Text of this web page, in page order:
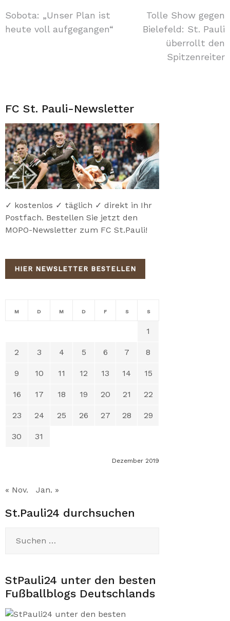
Beitragsnavigation
Sobota: „Unser Plan ist
heute voll aufgegangen“
Tolle Show gegen
Bielefeld: St. Pauli
überrollt den
Spitzenreiter
FC St. Pauli-Newsletter
✓ kostenlos ✓ täglich ✓ direkt in Ihr
Postfach. Bestellen Sie jetzt den
MOPO-Newsletter zum FC St.Pauli!
HIER NEWSLETTER BESTELLEN
Dezember 2019
M D M D F S S
1
2 3 4 5 6 7 8
9 10 11 12 13 14 15
16 17 18 19 20 21 22
23 24 25 26 27 28 29
30 31
« Nov. Jan. »
St.Pauli24 durchsuchen
nach:
StPauli24 unter den besten
Fußballblogs Deutschlands